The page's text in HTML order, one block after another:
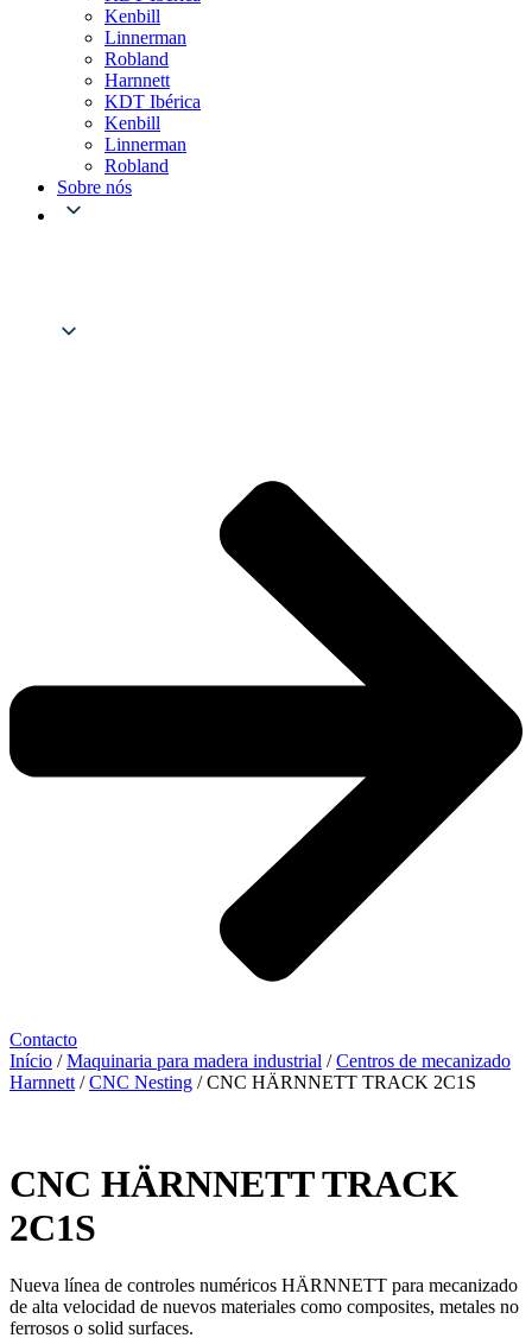
Kenbill
Linnerman
Robland
Harnnett
KDT Ibérica
Kenbill
Linnerman
Robland
Sobre nós
Contacto
Início /Maquinaria para madera industrial /Centros de mecanizado
Harnnett /CNC Nesting / CNC HÄRNNETT TRACK 2C1S
CNC HÄRNNETT TRACK
2C1S
Nueva línea de controles numéricos HÄRNNETT para mecanizado
de alta velocidad de nuevos materiales como composites, metales no
ferrosos o solid surfaces.